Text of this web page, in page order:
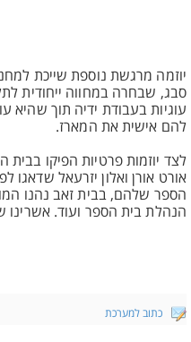
יוזמה מרגשת נוספת שייכת
סבג, שבחרה במחווה ייחודית
עוגיות בעבודת ידיה תוך שהיא
להם אישית את המארז.
לצד יוזמות פרטיות הפיקו בבית
אורט אורן ואלון יזרעאל שדאגו
הספר שלהם, בבית זאב נהנו
הנהלת בית הספר ועוד. אשרינו
כתוב למערכת